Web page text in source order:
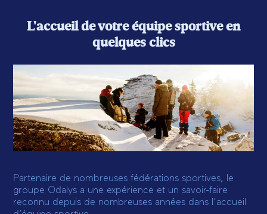
L'accueil de votre équipe sportive en
quelques clics
Partenaire de nombreuses fédérations sportives, le
groupe Odalys a une expérience et un savoir-faire
reconnu depuis de nombreuses années dans l’accueil